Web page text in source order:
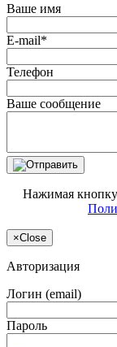
Ваше имя
E-mail*
Телефон
Ваше сообщение
Нажимая
×Close
Авторизация
Логин (email)
Пароль